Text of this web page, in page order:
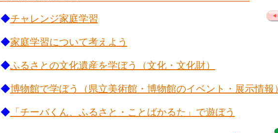
◆チャレンジ家庭学習
◆家庭学習について考えよう
◆ふるさとの文化遺産を学ぼう（文化・文化財）
◆博物館で学ぼう（県立美術館・博物館のイベント・展示情報）
◆「チーバくん、ふるさと・ことばかるた」で遊ぼう